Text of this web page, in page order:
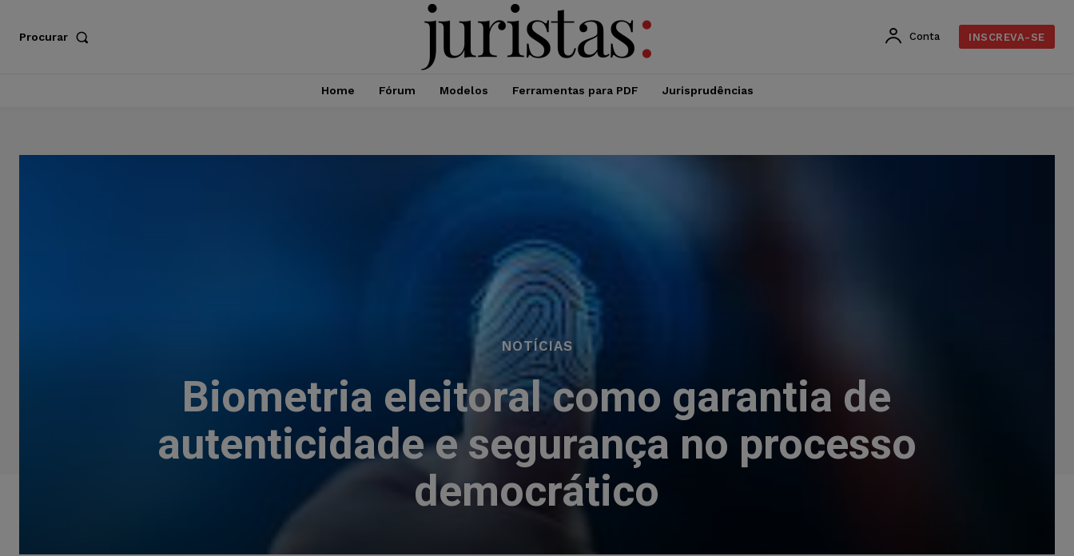
Procurar Conta INSCREVA-SE
Home Fórum Modelos Ferramentas para PDF Jurisprudências
NOTÍCIAS
Biometria eleitoral como garantia de
autenticidade e segurança no processo
democrático